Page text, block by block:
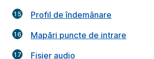
Profil de îndemânare
Mapări puncte de intrare
Fișier audio